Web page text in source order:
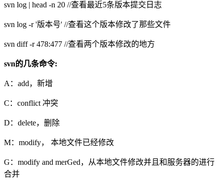
svn log | head -n 20 //查看最近5条版本提交日志
svn log -r '版本号' //查看这个版本修改了那些文件
svn diff -r 478:477 //查看两个版本修改的地方
svn的几条命令:
A：add，新增
C：conflict 冲突
D：delete，删除
M：modify， 本地文件已经修改
G：modify and merGed，从本地文件修改并且和服务器的进行
合并